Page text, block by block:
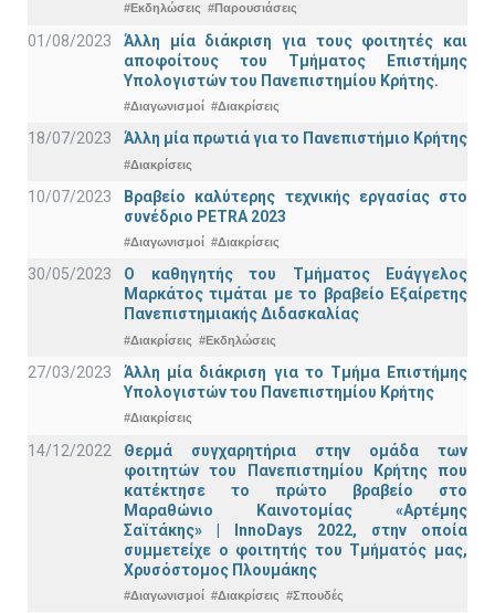
#Εκδηλώσεις #Παρουσιάσεις
01/08/2023
Άλλη μία διάκριση για τους φοιτητές και
αποφοίτους του Τμήματος Επιστήμης
Υπολογιστών του Πανεπιστημίου Κρήτης.
#Διαγωνισμοί #Διακρίσεις
18/07/2023 Άλλη μία πρωτιά για το Πανεπιστήμιο Κρήτης
#Διακρίσεις
10/07/2023
Βραβείο καλύτερης τεχνικής εργασίας στο
συνέδριο PETRA 2023
#Διαγωνισμοί #Διακρίσεις
30/05/2023
Ο καθηγητής του Τμήματος Ευάγγελος
Μαρκάτος τιμάται με το βραβείο Εξαίρετης
Πανεπιστημιακής Διδασκαλίας
#Διακρίσεις #Εκδηλώσεις
27/03/2023
Άλλη μία διάκριση για το Τμήμα Επιστήμης
Υπολογιστών του Πανεπιστημίου Κρήτης
#Διακρίσεις
14/12/2022
Θερμά συγχαρητήρια στην ομάδα των
φοιτητών του Πανεπιστημίου Κρήτης που
κατέκτησε το πρώτο βραβείο στο
Μαραθώνιο Καινοτομίας «Αρτέμης
Σαϊτάκης» | InnoDays 2022, στην οποία
συμμετείχε ο φοιτητής του Τμήματός μας,
Χρυσόστομος Πλουμάκης
#Διαγωνισμοί #Διακρίσεις #Σπουδές